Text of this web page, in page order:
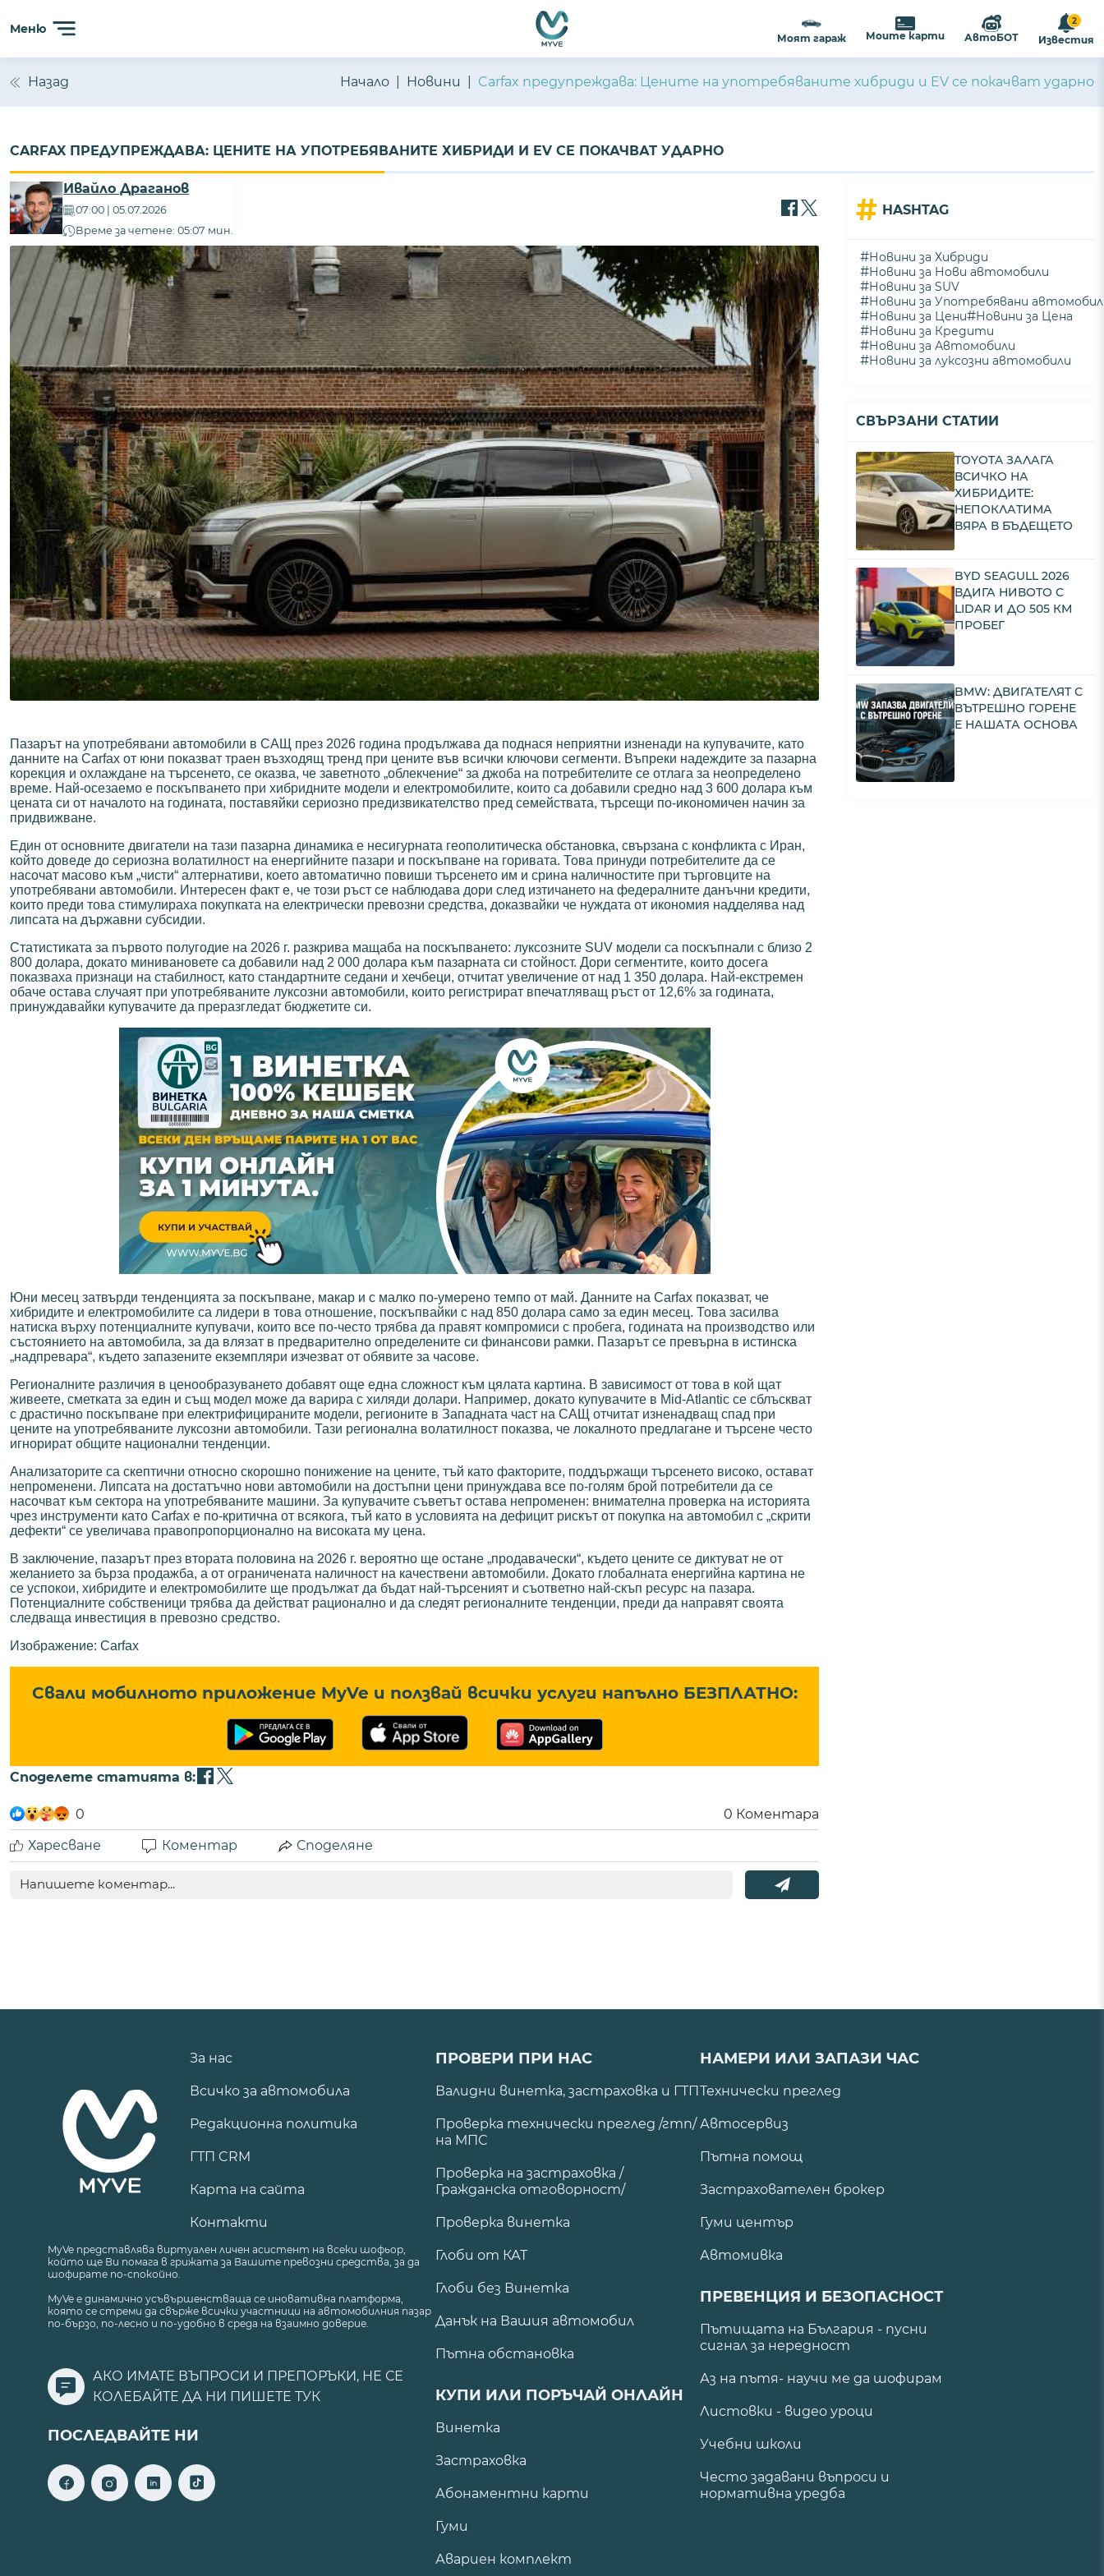
Меню
Моят гараж Моите карти АвтоБОТ
2
Известия
Назад Начало Новини Carfax предупреждава: Цените на употребяваните хибриди и EV се покачват ударно
CARFAX ПРЕДУПРЕЖДАВА: ЦЕНИТЕ НА УПОТРЕБЯВАНИТЕ ХИБРИДИ И EV СЕ ПОКАЧВАТ УДАРНО
Ивайло Драганов
07:00 | 05.07.2026
Време за четене: 05:07 мин.
Пазарът на употребявани автомобили в САЩ през 2026 година продължава да поднася неприятни изненади на купувачите, като
данните на Carfax от юни показват траен възходящ тренд при цените във всички ключови сегменти. Въпреки надеждите за пазарна
корекция и охлаждане на търсенето, се оказва, че заветното „облекчение“ за джоба на потребителите се отлага за неопределено
време. Най-осезаемо е поскъпването при хибридните модели и електромобилите, които са добавили средно над 3 600 долара към
цената си от началото на годината, поставяйки сериозно предизвикателство пред семействата, търсещи по-икономичен начин за
придвижване.
Един от основните двигатели на тази пазарна динамика е несигурната геополитическа обстановка, свързана с конфликта с Иран,
който доведе до сериозна волатилност на енергийните пазари и поскъпване на горивата. Това принуди потребителите да се
насочат масово към „чисти“ алтернативи, което автоматично повиши търсенето им и срина наличностите при търговците на
употребявани автомобили. Интересен факт е, че този ръст се наблюдава дори след изтичането на федералните данъчни кредити,
които преди това стимулираха покупката на електрически превозни средства, доказвайки че нуждата от икономия надделява над
липсата на държавни субсидии.
Статистиката за първото полугодие на 2026 г. разкрива мащаба на поскъпването: луксозните SUV модели са поскъпнали с близо 2
800 долара, докато минивановете са добавили над 2 000 долара към пазарната си стойност. Дори сегментите, които досега
показваха признаци на стабилност, като стандартните седани и хечбеци, отчитат увеличение от над 1 350 долара. Най-екстремен
обаче остава случаят при употребяваните луксозни автомобили, които регистрират впечатляващ ръст от 12,6% за годината,
принуждавайки купувачите да преразгледат бюджетите си.
Юни месец затвърди тенденцията за поскъпване, макар и с малко по-умерено темпо от май. Данните на Carfax показват, че
хибридите и електромобилите са лидери в това отношение, поскъпвайки с над 850 долара само за един месец. Това засилва
натиска върху потенциалните купувачи, които все по-често трябва да правят компромиси с пробега, годината на производство или
състоянието на автомобила, за да влязат в предварително определените си финансови рамки. Пазарът се превърна в истинска
„надпревара“, където запазените екземпляри изчезват от обявите за часове.
Регионалните различия в ценообразуването добавят още една сложност към цялата картина. В зависимост от това в кой щат
живеете, сметката за един и същ модел може да варира с хиляди долари. Например, докато купувачите в Mid-Atlantic се сблъскват
с драстично поскъпване при електрифицираните модели, регионите в Западната част на САЩ отчитат изненадващ спад при
цените на употребяваните луксозни автомобили. Тази регионална волатилност показва, че локалното предлагане и търсене често
игнорират общите национални тенденции.
Анализаторите са скептични относно скорошно понижение на цените, тъй като факторите, поддържащи търсенето високо, остават
непроменени. Липсата на достатъчно нови автомобили на достъпни цени принуждава все по-голям брой потребители да се
насочват към сектора на употребяваните машини. За купувачите съветът остава непроменен: внимателна проверка на историята
чрез инструменти като Carfax е по-критична от всякога, тъй като в условията на дефицит рискът от покупка на автомобил с „скрити
дефекти“ се увеличава правопропорционално на високата му цена.
В заключение, пазарът през втората половина на 2026 г. вероятно ще остане „продавачески“, където цените се диктуват не от
желанието за бърза продажба, а от ограничената наличност на качествени автомобили. Докато глобалната енергийна картина не
се успокои, хибридите и електромобилите ще продължат да бъдат най-търсеният и съответно най-скъп ресурс на пазара.
Потенциалните собственици трябва да действат рационално и да следят регионалните тенденции, преди да направят своята
следваща инвестиция в превозно средство.
Изображение: Carfax
Свали мобилното приложение MyVe и ползвай всички услуги напълно БЕЗПЛАТНО:
Споделете статията в:
0 0 Коментара
Харесване
Коментар Споделяне
# HASHTAG
#Новини за Хибриди
#Новини за Нови автомобили
#Новини за SUV
#Новини за Употребявани
#Новини за Цени#Новини за Цена
#Новини за Кредити
#Новини за Автомобили
#Новини за луксозни автомобили
СВЪРЗАНИ СТАТИИ
TOYOTA ЗАЛАГА
ВСИЧКО НА
ХИБРИДИТЕ:
НЕПОКЛАТИМА
ВЯРА В БЪДЕЩЕТО
BYD SEAGULL 2026
ВДИГА НИВОТО С
LIDAR И ДО 505 КМ
ПРОБЕГ
BMW: ДВИГАТЕЛЯТ С
ВЪТРЕШНО ГОРЕНЕ
Е НАШАТА ОСНОВА
За нас
Всичко за автомобила
Редакционна политика
ГТП CRM
Карта на сайта
Контакти
MyVe представлява виртуален личен асистент на всеки шофьор,
който ще Ви помага в грижата за Вашите превозни средства, за да
шофирате по-спокойно.
MyVe е динамично усъвършенстваща се иновативна платформа,
която се стреми да свърже всички участници на автомобилния пазар
по-бързо, по-лесно и по-удобно в среда на взаимно доверие.
АКО ИМАТЕ ВЪПРОСИ И ПРЕПОРЪКИ, НЕ СЕ
КОЛЕБАЙТЕ ДА НИ ПИШЕТЕ ТУК
ПОСЛЕДВАЙТЕ НИ
ПРОВЕРИ ПРИ НАС
Валидни винетка, застраховка и ГТП
Проверка технически преглед /гтп/
на МПС
Проверка на застраховка /
Гражданска отговорност/
Проверка винетка
Глоби от КАТ
Глоби без Винетка
Данък на Вашия автомобил
Пътна обстановка
КУПИ ИЛИ ПОРЪЧАЙ ОНЛАЙН
Винетка
Застраховка
Абонаментни карти
Гуми
Авариен комплект
НАМЕРИ ИЛИ ЗАПАЗИ ЧАС
Технически преглед
Автосервиз
Пътна помощ
Застрахователен брокер
Гуми център
Автомивка
ПРЕВЕНЦИЯ И БЕЗОПАСНОСТ
Пътищата на България - пусни
сигнал за нередност
Аз на пътя- научи ме да шофирам
Листовки - видео уроци
Учебни школи
Често задавани въпроси и
нормативна уредба